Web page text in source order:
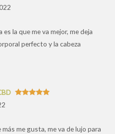
5
la que me va mejor, me deja
perfecto y la cabeza
me gusta, me va de lujo para